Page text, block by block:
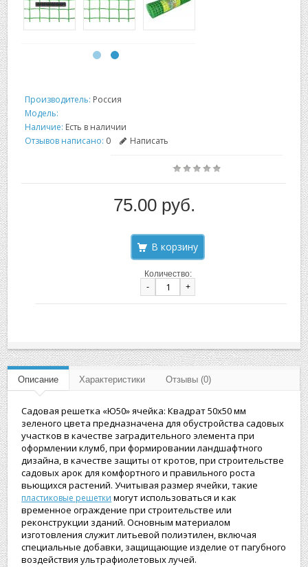
Производитель: Россия
Модель:
Наличие: Есть в наличии
Отзывов написано: 0 Написать
75.00 руб.
Количество:
-
+
Описание Характеристики Отзывы (0)
Садовая решетка «Ю50» ячейка: Квадрат 50x50 мм
зеленого цвета предназначена для обустройства садовых
участков в качестве заградительного элемента при
оформлении клумб, при формировании ландшафтного
дизайна, в качестве защиты от кротов, при строительстве
садовых арок для комфортного и правильного роста
вьющихся растений. Учитывая размер ячейки, такие
пластиковые решетки могут использоваться и как
временное ограждение при строительстве или
реконструкции зданий. Основным материалом
изготовления служит литьевой полиэтилен, включая
специальные добавки, защищающие изделие от пагубного
воздействия ультрафиолетовых лучей.